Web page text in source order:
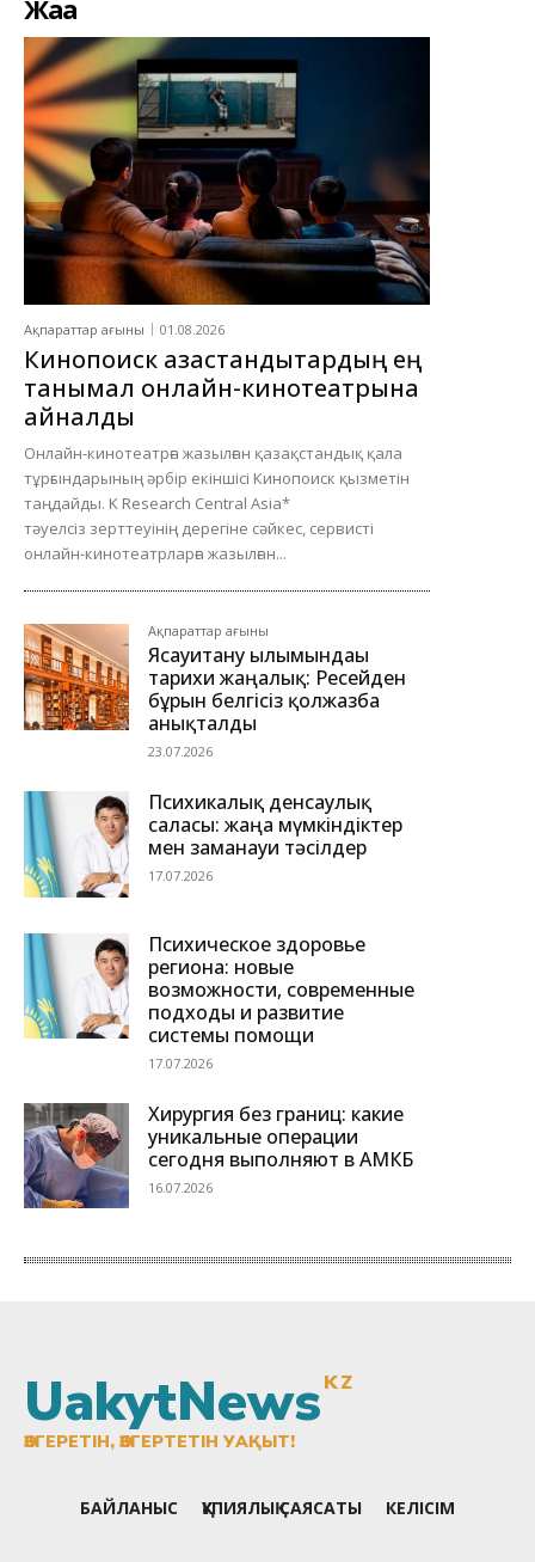
UakytNewsKZ
ӨЗГЕРЕТІН, ӨЗГЕРТЕТІН УАҚЫТ!
БАЙЛАНЫС ҚҰПИЯЛЫҚ САЯСАТЫ КЕЛІСІМ